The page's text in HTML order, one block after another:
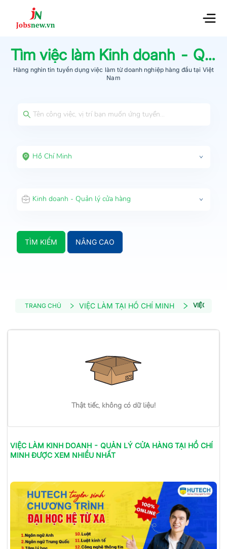
Tìm việc làm Kinh doanh - Quản lý cửa hàng
Hàng nghìn tin tuyển dụng việc làm từdoanh nghiệp hàng đầu tại Việt
Nam
Hồ Chí Minh
Kinh doanh - Quản lý cửa hàng
TÌM KIẾM NÂNG CAO
TRANG CHỦ VIỆC LÀM TẠI HỒ CHÍ MINH VIỆC LÀM
Thật tiếc, không có dữ liệu!
VIỆC LÀM KINH DOANH - QUẢN LÝ CỬA HÀNGTẠI HỒ CHÍ
MINH ĐƯỢC XEM NHIỀU NHẤT